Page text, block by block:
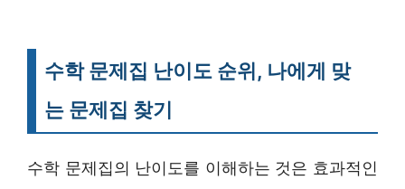
수학 문제집 난이도 순위, 나에게 맞
는 문제집 찾기
수학 문제집의 난이도를 이해하는 것은 효과적인